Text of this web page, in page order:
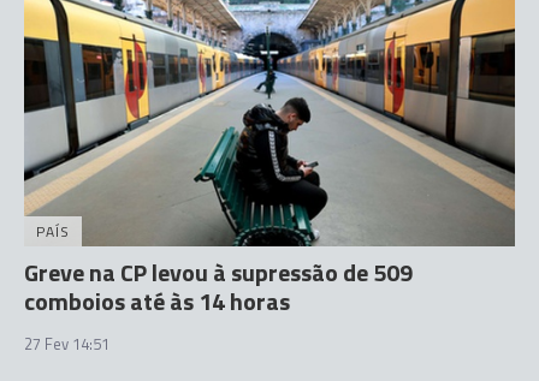
PAÍS
Greve na CP levou à supressão de 509
comboios até às 14 horas
27 Fev 14:51